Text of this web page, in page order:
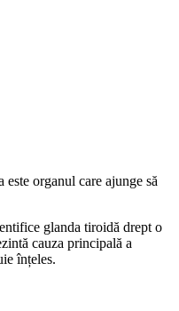
organul care ajunge să
glanda tiroidă drept o
cauza principală a
înțeles.